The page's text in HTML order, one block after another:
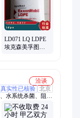
LD071 LQ LDPE
埃克森美孚图片
洽谈
真实性已核验 北京
水系统杀菌、阻垢
剂、在线清洗剂、
氧化氯、空调冷凝